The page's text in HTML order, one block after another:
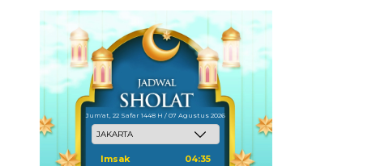
Jum'at, 22 Safar 1448 H / 07 Agustus 2026
Imsak 04:35